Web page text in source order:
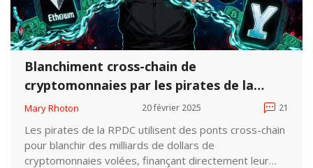
Blanchiment cross-chain de
cryptomonnaies par les pirates de la
RPDC
Mary Rhoton 20 février 2025 21
Les pirates de la RPDC utilisent des ponts cross-chain
pour blanchir des milliards de dollars de
cryptomonnaies volées, finançant directement leur